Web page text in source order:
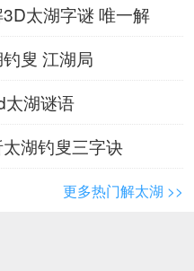
太湖字谜 唯一解
叟 ​江湖局
湖谜语
湖钓叟三字诀
更多热门解太湖 >>